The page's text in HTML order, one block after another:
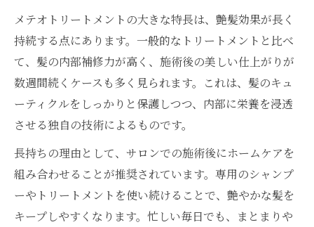
メテオトリートメントの大きな特長は、艶髪効果が長く
持続する点にあります。一般的なトリートメントと比べ
て、髪の内部補修力が高く、施術後の美しい仕上がりが
数週間続くケースも多く見られます。これは、髪のキュ
ーティクルをしっかりと保護しつつ、内部に栄養を浸透
させる独自の技術によるものです。
長持ちの理由として、サロンでの施術後にホームケアを
組み合わせることが推奨されています。専用のシャンプ
ーやトリートメントを使い続けることで、艶やかな髪を
キープしやすくなります。忙しい毎日でも、まとまりや